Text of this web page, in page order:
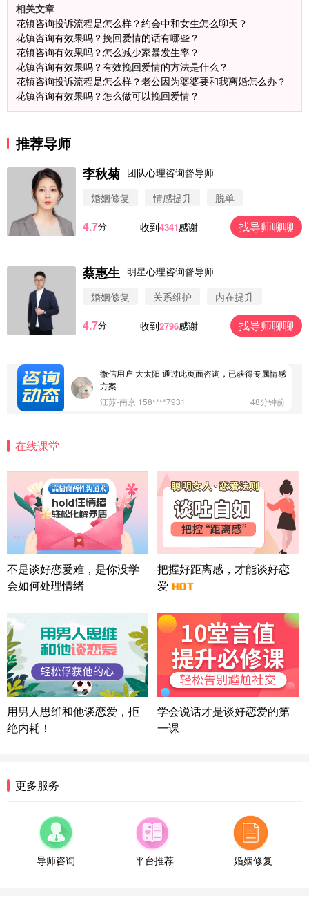
相关文章
花镇咨询投诉流程是怎么样？约会中和女生怎么聊天？
花镇咨询有效果吗？挽回爱情的话有哪些？
花镇咨询有效果吗？怎么减少家暴发生率？
花镇咨询有效果吗？有效挽回爱情的方法是什么？
花镇咨询投诉流程是怎么样？老公因为婆婆要和我离婚怎么办？
花镇咨询有效果吗？怎么做可以挽回爱情？
推荐导师
李秋菊 团队心理咨询督导师
婚姻修复
情感提升 脱单
4.7分 收到4341感谢 找导师聊聊
蔡惠生 明星心理咨询督导师
婚姻修复
关系维护 内在提升
4.7分 收到2796感谢 找导师聊聊
微信用户 圆圈 通过此页面咨询，已获得专属情感方
案
微信用户 Vnno 通过此页面咨询，已获得专属情感方
微信用户 大太阳 通过此页面咨询，已获得专属情感
方案
江苏-南京 158****7931
48分钟前
情感方案
北京-朝阳 151****3189
22分钟前
微信用户 巧?媚儿 通过此页面咨询，已获得专属情感
方案
上海-浦东 177****9074
56分钟前
微信用户 Liberty 通过此页面咨询，已获得专属情感
方案
广东-广州 188****5632
湖北-武汉 135****7410
41分钟前
微信用户 困困魚? 通过此页面咨询，已获得专属情感
方案
陕西-西安 139****6283
3分钟前
情感方案
浙江-宁波 150****8921
福建-厦门 159****4462
53分钟前
微信用户 凌乱小羊 通过此页面咨询，已获得专属情
在线课堂
不是谈好恋爱难，是你没学
会如何处理情绪
把握好距离感，才能谈好恋
爱
用男人思维和他谈恋爱，拒
绝内耗！
学会说话才是谈好恋爱的第
一课
更多服务
导师咨询 平台推荐 婚姻修复